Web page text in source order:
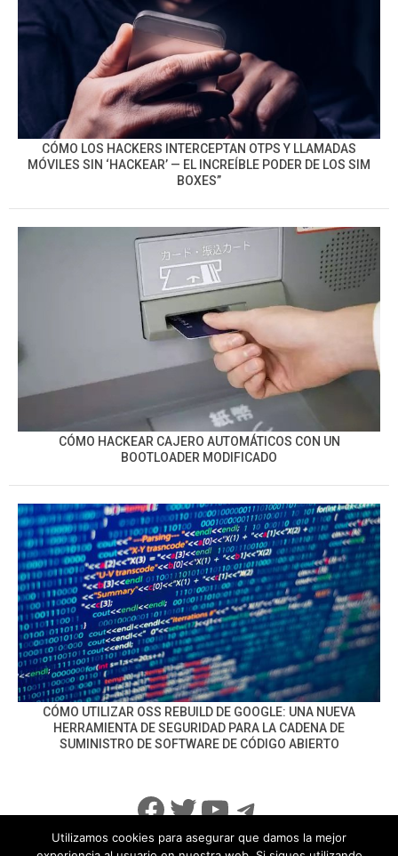
CÓMO LOS HACKERS INTERCEPTAN OTPS Y LLAMADAS
MÓVILES SIN ‘HACKEAR’ — EL INCREÍBLE PODER DE LOS SIM
BOXES”
CÓMO HACKEAR CAJERO AUTOMÁTICOS CON UN
BOOTLOADER MODIFICADO
CÓMO UTILIZAR OSS REBUILD DE GOOGLE: UNA NUEVA
HERRAMIENTA DE SEGURIDAD PARA LA CADENA DE
SUMINISTRO DE SOFTWARE DE CÓDIGO ABIERTO
Facebook
Twitter
YouTube
Telegram
Utilizamos cookies para asegurar que damos la mejor